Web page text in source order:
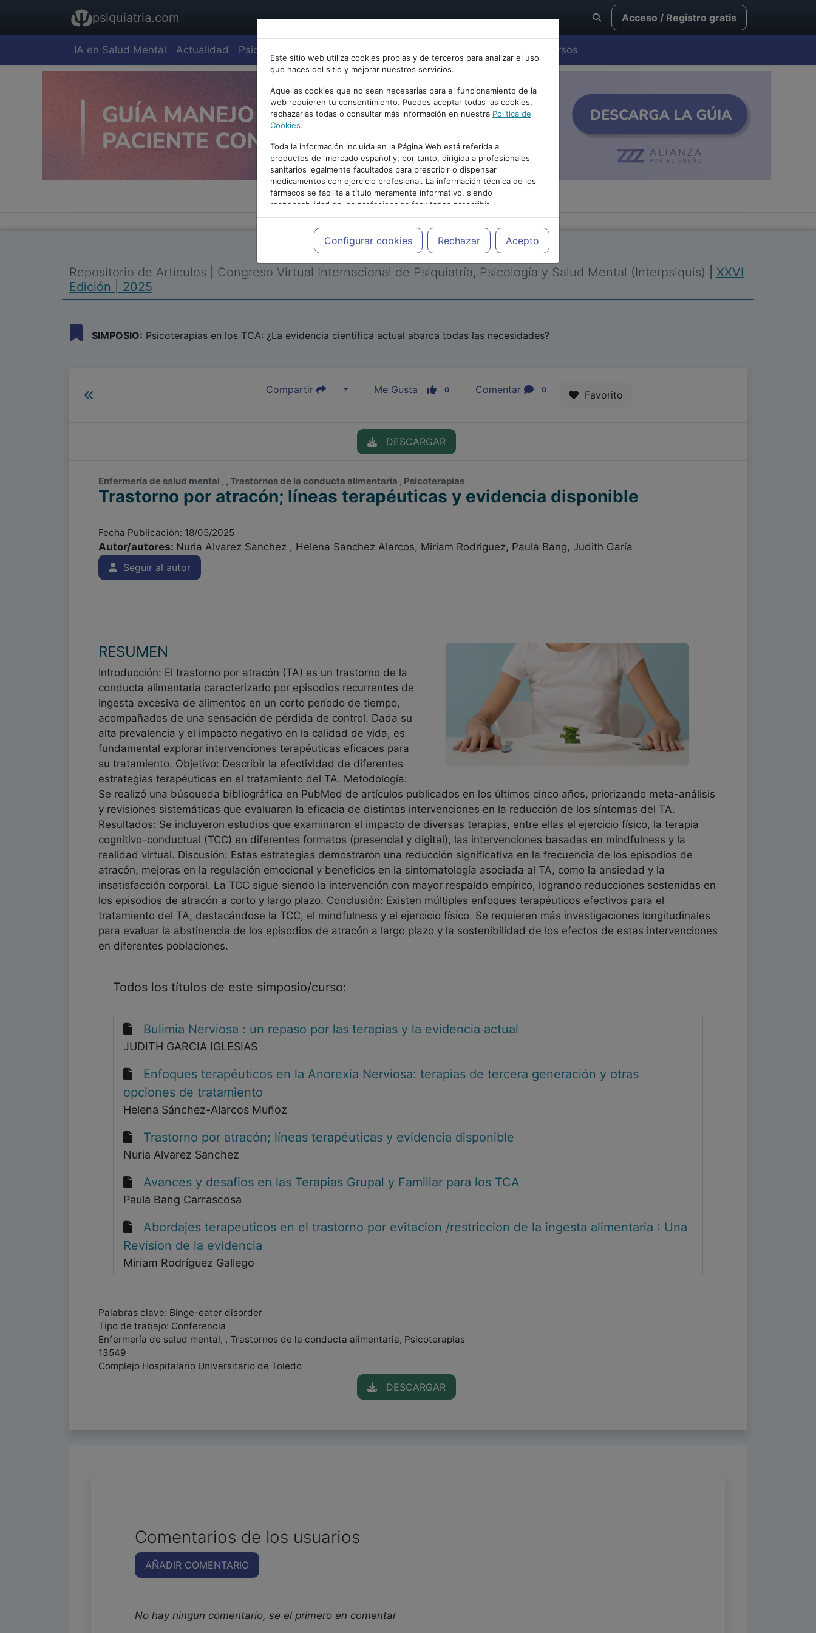
psiquiatria.com Acceso / Registro gratis
IA en Salud Mental Actualidad Psiquiatría Cursos
Este sitio web utiliza cookies propias y de terceros para analizar el uso
que haces del sitio y mejorar nuestros servicios.
Aquellas cookies que no sean necesarias para el funcionamiento de la
web requieren tu consentimiento. Puedes aceptar todas las cookies,
rechazarlas todas o consultar más información en nuestra Política de
Cookies.
Toda la información incluida en la Página Web está referida a
productos del mercado español y, por tanto, dirigida a profesionales
sanitarios legalmente facultados para prescribir o dispensar
medicamentos con ejercicio profesional. La información técnica de los
fármacos se facilita a título meramente informativo, siendo
responsabilidad de los profesionales facultados prescribir
medicamentos y decidir, en cada caso concreto, el tratamiento más
adecuado a las necesidades del paciente.
Configurar cookies Rechazar Acepto
PUBLICIDAD
Repositorio de Artículos Congreso Virtual Internacional de Psiquiatría, Psicología y Salud Mental (Interpsiquis)
XXVI
Edición | 2025
SIMPOSIO: Psicoterapias en los TCA: ¿La evidencia científica actual abarca todas las necesidades?
Compartir Me Gusta 0 Comentar 0 Favorito
DESCARGAR
Enfermería de salud mental , , Trastornos de la conducta alimentaria , Psicoterapias
Trastorno por atracón; líneas terapéuticas y evidencia disponible
Fecha Publicación: 18/05/2025
Autor/autores: Nuria Alvarez Sanchez , Helena Sanchez Alarcos, Miriam Rodriguez, Paula Bang, Judith Garía
Seguir al autor
RESUMEN
Introducción: El trastorno por atracón (TA) es un trastorno de la
conducta alimentaria caracterizado por episodios recurrentes de
ingesta excesiva de alimentos en un corto período de tiempo,
acompañados de una sensación de pérdida de control. Dada su
alta prevalencia y el impacto negativo en la calidad de vida, es
fundamental explorar intervenciones terapéuticas eficaces para
su tratamiento. Objetivo: Describir la efectividad de diferentes
estrategias terapéuticas en el tratamiento del TA. Metodología:
Se realizó una búsqueda bibliográfica en PubMed de artículos publicados en los últimos cinco años, priorizando meta-análisis
y revisiones sistemáticas que evaluaran la eficacia de distintas intervenciones en la reducción de los síntomas del TA.
Resultados: Se incluyeron estudios que examinaron el impacto de diversas terapias, entre ellas el ejercicio físico, la terapia
cognitivo-conductual (TCC) en diferentes formatos (presencial y digital), las intervenciones basadas en mindfulness y la
realidad virtual. Discusión: Estas estrategias demostraron una reducción significativa en la frecuencia de los episodios de
atracón, mejoras en la regulación emocional y beneficios en la sintomatología asociada al TA, como la ansiedad y la
insatisfacción corporal. La TCC sigue siendo la intervención con mayor respaldo empírico, logrando reducciones sostenidas en
los episodios de atracón a corto y largo plazo. Conclusión: Existen múltiples enfoques terapéuticos efectivos para el
tratamiento del TA, destacándose la TCC, el mindfulness y el ejercicio físico. Se requieren más investigaciones longitudinales
para evaluar la abstinencia de los episodios de atracón a largo plazo y la sostenibilidad de los efectos de estas intervenciones
en diferentes poblaciones.
Todos los títulos de este simposio/curso:
Bulimia Nerviosa : un repaso por las terapias y la evidencia actual
JUDITH GARCIA IGLESIAS
Enfoques terapéuticos en la Anorexia Nerviosa: terapias de tercera generación y otras
opciones de tratamiento
Helena Sánchez-Alarcos Muñoz
Trastorno por atracón; líneas terapéuticas y evidencia disponible
Nuria Alvarez Sanchez
Avances y desafios en las Terapias Grupal y Familiar para los TCA
Paula Bang Carrascosa
Abordajes terapeuticos en el trastorno por evitacion /restriccion de la ingesta alimentaria : Una
Revision de la evidencia
Miriam Rodríguez Gallego
Palabras clave: Binge-eater disorder
Tipo de trabajo: Conferencia
Enfermería de salud mental, , Trastornos de la conducta alimentaria, Psicoterapias
13549
Complejo Hospitalario Universitario de Toledo
DESCARGAR
Comentarios de los usuarios
AÑADIR COMENTARIO
No hay ningun comentario, se el primero en comentar